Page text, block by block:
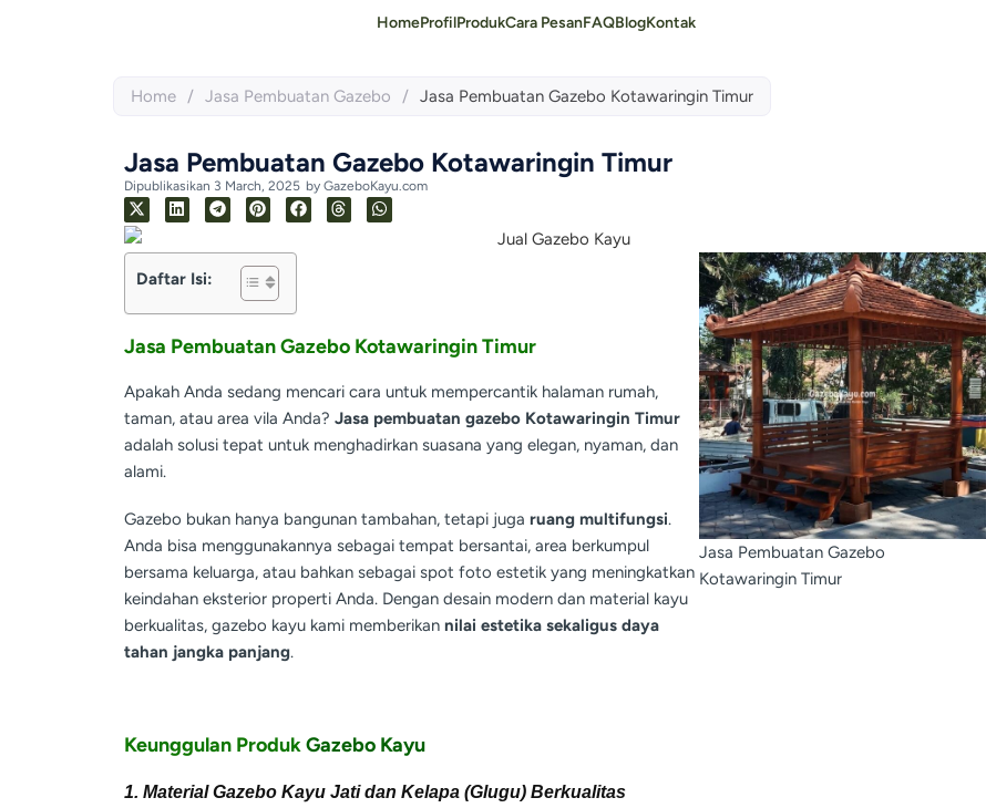
HomeProfilProdukCara PesanFAQBlogKontak
Home / Jasa Pembuatan Gazebo / Jasa Pembuatan Gazebo Kotawaringin Timur
Jasa Pembuatan Gazebo Kotawaringin Timur
Dipublikasikan 3 March, 2025 by GazeboKayu.com
Daftar Isi:
Jasa Pembuatan Gazebo Kotawaringin Timur
Apakah Anda sedang mencari cara untuk mempercantik halaman rumah,
taman, atau area vila Anda? Jasa pembuatan gazebo Kotawaringin Timur
adalah solusi tepat untuk menghadirkan suasana yang elegan, nyaman, dan
alami.
Gazebo bukan hanya bangunan tambahan, tetapi juga ruang multifungsi.
Anda bisa menggunakannya sebagai tempat bersantai, area berkumpul
bersama keluarga, atau bahkan sebagai spot foto estetik yang meningkatkan
keindahan eksterior properti Anda. Dengan desain modern dan material kayu
berkualitas, gazebo kayu kami memberikan nilai estetika sekaligus daya
tahan jangka panjang.
Jasa Pembuatan Gazebo
Kotawaringin Timur
Keunggulan ProdukGazebo Kayu
1. Material Gazebo Kayu Jati dan Kelapa (Glugu) Berkualitas